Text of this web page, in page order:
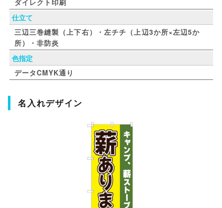
仕立て
三辺三巻縫製（上下右）・左チチ（上辺3か所×左辺5か
所）・非防炎
色指定
データCMYK通り
名入れデザイン